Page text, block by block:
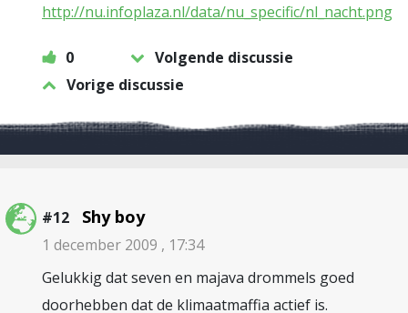
http://nu.infoplaza.nl/data/nu_specific/nl_nacht.png
0
Volgende discussie
Vorige discussie
#12 Shy boy
1 december 2009 , 17:34
Gelukkig dat seven en majava drommels goed
doorhebben dat de klimaatmaffia actief is.